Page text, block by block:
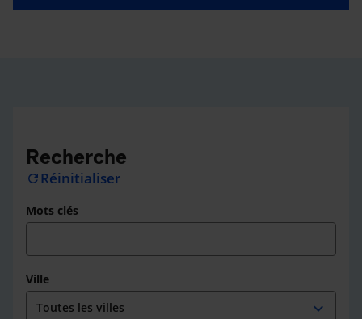
Recherche
refresh Réinitialiser
Mots clés
Ville
expand_more